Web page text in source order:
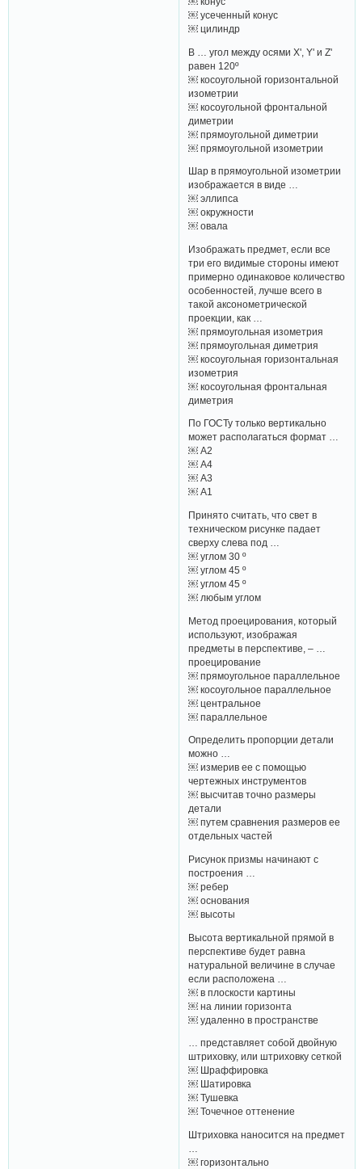
￼ усеченный конус
￼ цилиндр
В … угол между осями X', Y' и Z'
равен 120º
￼ косоугольной горизонтальной
изометрии
￼ косоугольной фронтальной
диметрии
￼ прямоугольной диметрии
￼ прямоугольной изометрии
Шар в прямоугольной изометрии
изображается в виде …
￼ эллипса
￼ окружности
￼ овала
Изображать предмет, если все
три его видимые стороны имеют
примерно одинаковое количество
особенностей, лучше всего в
такой аксонометрической
проекции, как …
￼ прямоугольная изометрия
￼ прямоугольная диметрия
￼ косоугольная горизонтальная
изометрия
￼ косоугольная фронтальная
диметрия
По ГОСТу только вертикально
может располагаться формат …
￼ А2
￼ А4
￼ А3
￼ А1
Принято считать, что свет в
техническом рисунке падает
сверху слева под …
￼ углом 30 º
￼ углом 45 º
￼ углом 45 º
￼ любым углом
Метод проецирования, который
используют, изображая
предметы в перспективе, – …
проецирование
￼ прямоугольное параллельное
￼ косоугольное параллельное
￼ центральное
￼ параллельное
Определить пропорции детали
можно …
￼ измерив ее с помощью
чертежных инструментов
￼ высчитав точно размеры
детали
￼ путем сравнения размеров ее
отдельных частей
Рисунок призмы начинают с
построения …
￼ ребер
￼ основания
￼ высоты
Высота вертикальной прямой в
перспективе будет равна
натуральной величине в случае
если расположена …
￼ в плоскости картины
￼ на линии горизонта
￼ удаленно в пространстве
… представляет собой двойную
штриховку, или штриховку сеткой
￼ Шраффировка
￼ Шатировка
￼ Тушевка
￼ Точечное оттенение
Штриховка наносится на предмет
￼ горизонтально